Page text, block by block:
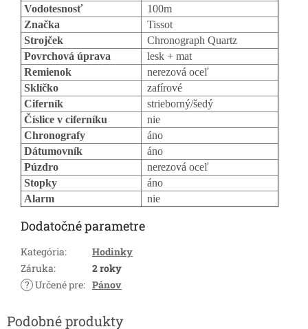
Vodotesnosť
100m
Značka
Tissot
Strojček
Chronograph Quartz
Povrchová úprava
lesk + mat
Remienok
nerezová oceľ
Sklíčko
zafírové
Ciferník
strieborný/šedý
Číslice v ciferníku
nie
Chronografy
áno
Dátumovník
áno
Púzdro
nerezová oceľ
Stopky
áno
Alarm
nie
Dodatočné parametre
Kategória:
Hodinky
Záruka:
2 roky
? Určené pre: Pánov